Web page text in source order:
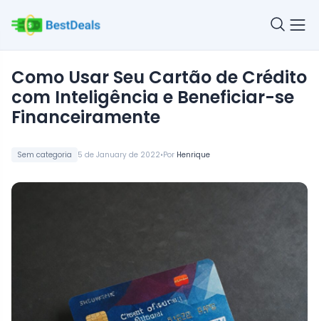
Sem categoria 5 de January de 2022•Por Henrique
Como Usar Seu Cartão de Crédito
com Inteligência e Beneficiar-se
Financeiramente